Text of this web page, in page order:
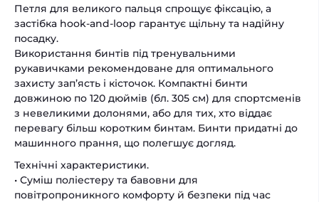
Петля для великого пальця спрощує фіксацію, а
застібка hook-and-loop гарантує щільну та надійну
посадку.
Використання бинтів під тренувальними
рукавичками рекомендоване для оптимального
захисту зап’ясть і кісточок. Компактні бинти
довжиною по 120 дюймів (бл. 305 см) для спортсменів
з невеликими долонями, або для тих, хто віддає
перевагу більш коротким бинтам. Бинти придатні до
машинного прання, що полегшує догляд.
Технічні характеристики.
• Суміш поліестеру та бавовни для
повітропроникного комфорту й безпеки під час